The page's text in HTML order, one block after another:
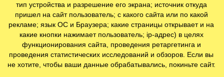
тип устройства и разрешение его экрана; источник откуда
пришел на сайт пользователь; с какого сайта или по какой
рекламе; язык ОС и Браузера; какие страницы открывает и на
какие кнопки нажимает пользователь; ip-адрес) в целях
функционирования сайта, проведения ретаргетинга и
проведения статистических исследований и обзоров. Если вы
не хотите, чтобы ваши данные обрабатывались, покиньте сайт.